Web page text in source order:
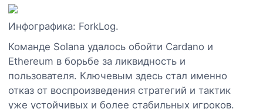
Инфографика: ForkLog.
Команде Solana удалось обойти Cardano и
Ethereum в борьбе за ликвидность и
пользователя. Ключевым здесь стал именно
отказ от воспроизведения стратегий и тактик
уже устойчивых и более стабильных игроков.